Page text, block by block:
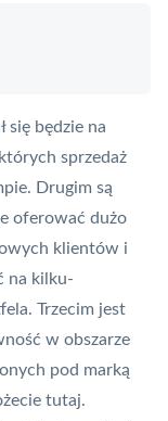
się będzie na
sprzedaż
Drugim są
oferować dużo
klientów i
na kilku-
Trzecim jest
w obszarze
pod marką
tutaj.